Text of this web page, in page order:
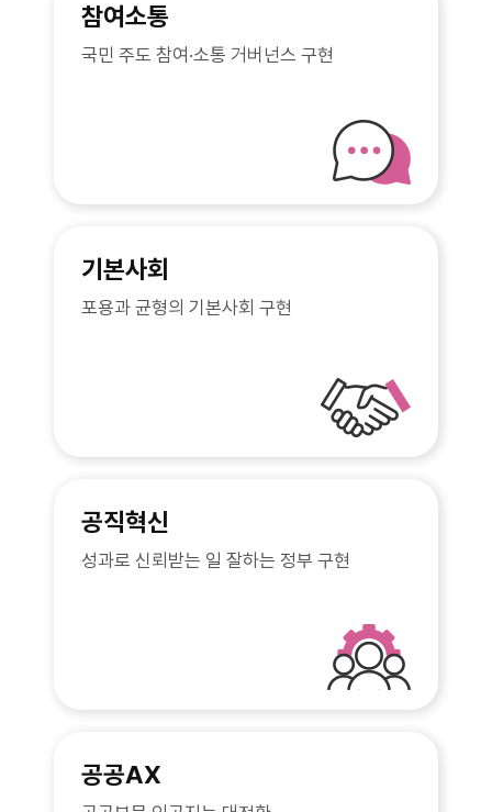
참여소통
국민 주도 참여·소통 거버넌스 구현
기본사회
포용과 균형의 기본사회 구현
공직혁신
성과로 신뢰받는 일 잘하는 정부 구현
공공AX